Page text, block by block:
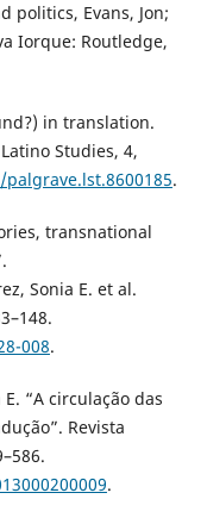
politics, Evans, Jon;
Iorque: Routledge,
in translation.
Studies, 4,
.
transnational
Sonia E. et al.
008.
“A circulação das
Revista
.